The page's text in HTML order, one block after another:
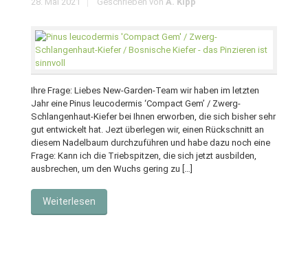
Ihre Frage: Liebes New-Garden-Team wir haben im letzten
Jahr eine Pinus leucodermis ‘Compact Gem’ / Zwerg-
Schlangenhaut-Kiefer bei Ihnen erworben, die sich bisher sehr
gut entwickelt hat. Jezt überlegen wir, einen Rückschnitt an
diesem Nadelbaum durchzuführen und habe dazu noch eine
Frage: Kann ich die Triebspitzen, die sich jetzt ausbilden,
ausbrechen, um den Wuchs gering zu […]
Weiterlesen